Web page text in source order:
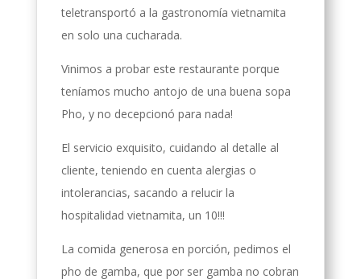
teletransportó a la gastronomía vietnamita
en solo una cucharada.
Vinimos a probar este restaurante porque
teníamos mucho antojo de una buena sopa
Pho, y no decepcionó para nada!
El servicio exquisito, cuidando al detalle al
cliente, teniendo en cuenta alergias o
intolerancias, sacando a relucir la
hospitalidad vietnamita, un 10!!!
La comida generosa en porción, pedimos el
pho de gamba, que por ser gamba no cobran